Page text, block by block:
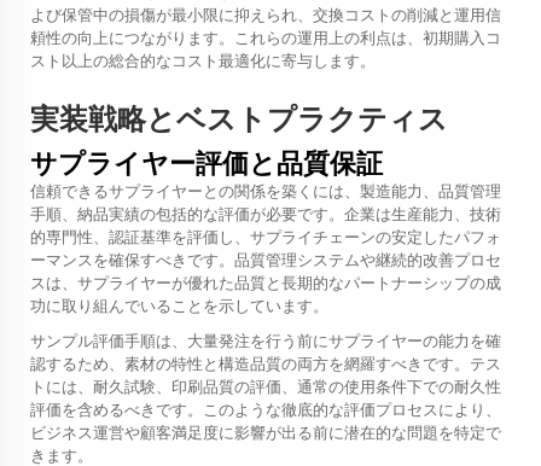
よび保管中の損傷が最小限に抑えられ、交換コストの削減と運用信
頼性の向上につながります。これらの運用上の利点は、初期購入コ
スト以上の総合的なコスト最適化に寄与します。
実装戦略とベストプラクティス
サプライヤー評価と品質保証
信頼できるサプライヤーとの関係を築くには、製造能力、品質管理
手順、納品実績の包括的な評価が必要です。企業は生産能力、技術
的専門性、認証基準を評価し、サプライチェーンの安定したパフォ
ーマンスを確保すべきです。品質管理システムや継続的改善プロセ
スは、サプライヤーが優れた品質と長期的なパートナーシップの成
功に取り組んでいることを示しています。
サンプル評価手順は、大量発注を行う前にサプライヤーの能力を確
認するため、素材の特性と構造品質の両方を網羅すべきです。テス
トには、耐久試験、印刷品質の評価、通常の使用条件下での耐久性
評価を含めるべきです。このような徹底的な評価プロセスにより、
ビジネス運営や顧客満足度に影響が出る前に潜在的な問題を特定で
きます。